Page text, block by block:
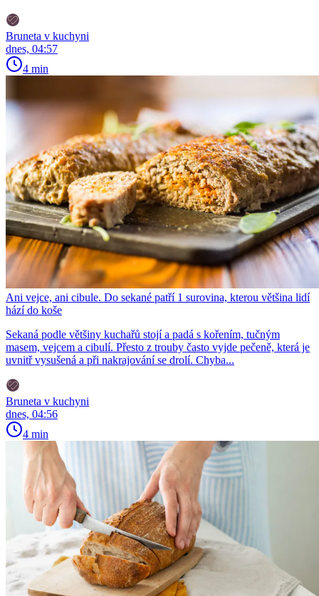
Bruneta v kuchyni
dnes, 04:57
4 min
Ani vejce, ani cibule. Do sekané patří 1 surovina, kterou většina lidí
hází do koše
Sekaná podle většiny kuchařů stojí a padá s kořením, tučným
masem, vejcem a cibulí. Přesto z trouby často vyjde pečeně, která je
uvnitř vysušená a při nakrajování se drolí. Chyba...
Bruneta v kuchyni
dnes, 04:56
4 min